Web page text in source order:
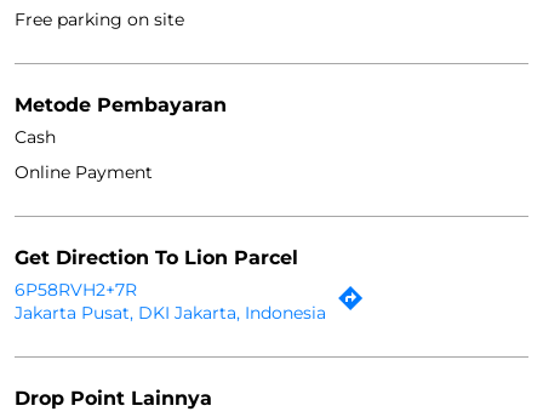
Free parking on site
Metode Pembayaran
Cash
Online Payment
Get Direction To Lion Parcel
6P58RVH2+7R
Jakarta Pusat, DKI Jakarta, Indonesia
Drop Point Lainnya